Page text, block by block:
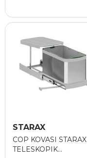
STARAX
COP KOVASI STARAX
TELESKOPIK